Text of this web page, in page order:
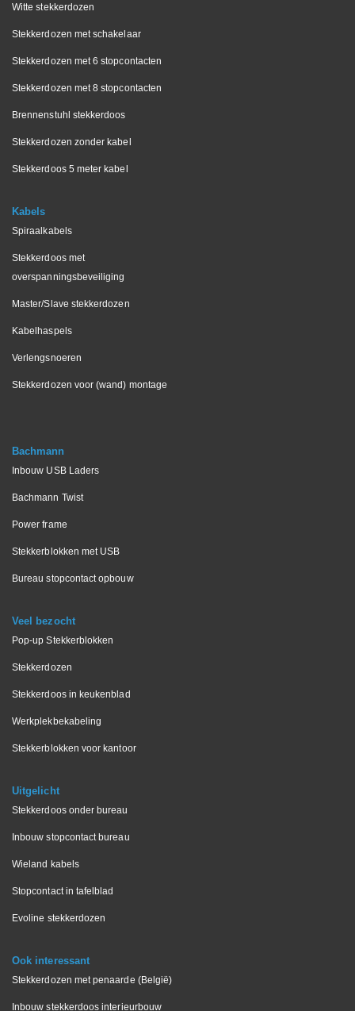
Witte stekkerdozen
Stekkerdozen met schakelaar
Stekkerdozen met 6 stopcontacten
Stekkerdozen met 8 stopcontacten
Brennenstuhl stekkerdoos
Stekkerdozen zonder kabel
Stekkerdoos 5 meter kabel
Kabels
Spiraalkabels
Stekkerdoos met
overspanningsbeveiliging
Master/Slave stekkerdozen
Kabelhaspels
Verlengsnoeren
Stekkerdozen voor (wand) montage
Bachmann
Inbouw USB Laders
Bachmann Twist
Power frame
Stekkerblokken met USB
Bureau stopcontact opbouw
Veel bezocht
Pop-up Stekkerblokken
Stekkerdozen
Stekkerdoos in keukenblad
Werkplekbekabeling
Stekkerblokken voor kantoor
Uitgelicht
Stekkerdoos onder bureau
Inbouw stopcontact bureau
Wieland kabels
Stopcontact in tafelblad
Evoline stekkerdozen
Ook interessant
Stekkerdozen met penaarde (België)
Inbouw stekkerdoos interieurbouw